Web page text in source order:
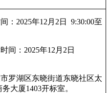
：2025年12月2日 9:30:00至
间：2025年12月2日
罗湖区东晓街道东晓社区太
大厦1403开标室。